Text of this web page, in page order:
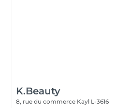
K.Beauty
8, rue du commerce Kayl L-3616